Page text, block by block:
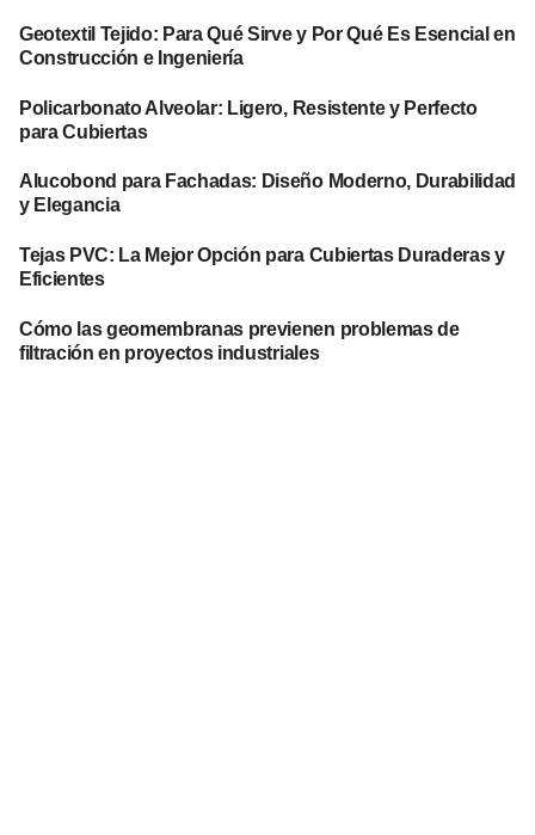
Geotextil Tejido: Para Qué Sirve y Por Qué Es Esencial en
Construcción e Ingeniería
Policarbonato Alveolar: Ligero, Resistente y Perfecto
para Cubiertas
Alucobond para Fachadas: Diseño Moderno, Durabilidad
y Elegancia
Tejas PVC: La Mejor Opción para Cubiertas Duraderas y
Eficientes
Cómo las geomembranas previenen problemas de
filtración en proyectos industriales